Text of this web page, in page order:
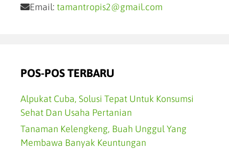
Email: tamantropis2@gmail.com
POS-POS TERBARU
Alpukat Cuba, Solusi Tepat Untuk Konsumsi
Sehat Dan Usaha Pertanian
Tanaman Kelengkeng, Buah Unggul Yang
Membawa Banyak Keuntungan